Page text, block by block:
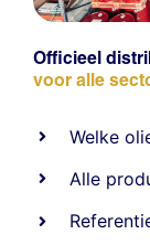
Officieel
voor alle
Welke
Alle